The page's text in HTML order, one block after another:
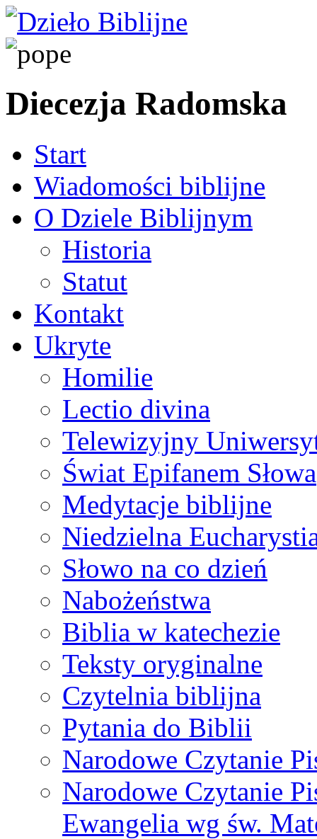
Diecezja Radomska
Start
Wiadomości biblijne
O Dziele Biblijnym
Historia
Statut
Kontakt
Ukryte
Homilie
Lectio divina
Telewizyjny
Świat Epifanem Słowa
Medytacje biblijne
Niedzielna
Słowo na co dzień
Nabożeństwa
Biblia w katechezie
Teksty oryginalne
Czytelnia biblijna
Pytania do Biblii
Narodowe Czytanie
Narodowe Czytanie
Ewangelia wg św.